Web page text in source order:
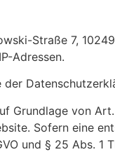
Straße 7,
Adressen.
Grundlage von
Sofern eine
und § 25 Abs.